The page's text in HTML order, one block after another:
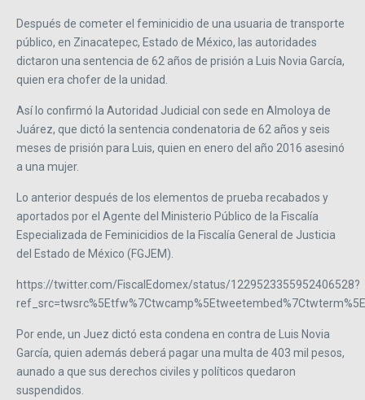
Después de cometer el feminicidio de una usuaria de transporte
público, en Zinacatepec, Estado de México, las autoridades
dictaron una sentencia de 62 años de prisión a Luis Novia García,
quien era chofer de la unidad.
Así lo confirmó la Autoridad Judicial con sede en Almoloya de
Juárez, que dictó la sentencia condenatoria de 62 años y seis
meses de prisión para Luis, quien en enero del año 2016 asesinó
a una mujer.
Lo anterior después de los elementos de prueba recabados y
aportados por el Agente del Ministerio Público de la Fiscalía
Especializada de Feminicidios de la Fiscalía General de Justicia
del Estado de México (FGJEM).
https://twitter.com/FiscalEdomex/status/1229523355952406528?
Por ende, un Juez dictó esta condena en contra de Luis Novia
García, quien además deberá pagar una multa de 403 mil pesos,
aunado a que sus derechos civiles y políticos quedaron
suspendidos.